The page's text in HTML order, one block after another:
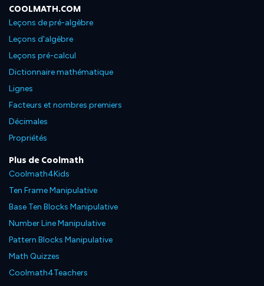
COOLMATH.COM
Leçons de pré-algèbre
Leçons d'algèbre
Leçons pré-calcul
Dictionnaire mathématique
Lignes
Facteurs et nombres premiers
Décimales
Propriétés
Plus de Coolmath
Coolmath4Kids
Ten Frame Manipulative
Base Ten Blocks Manipulative
Number Line Manipulative
Pattern Blocks Manipulative
Math Quizzes
Coolmath4Teachers